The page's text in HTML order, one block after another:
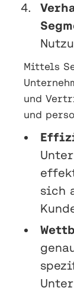
Mittels
und
und
sich